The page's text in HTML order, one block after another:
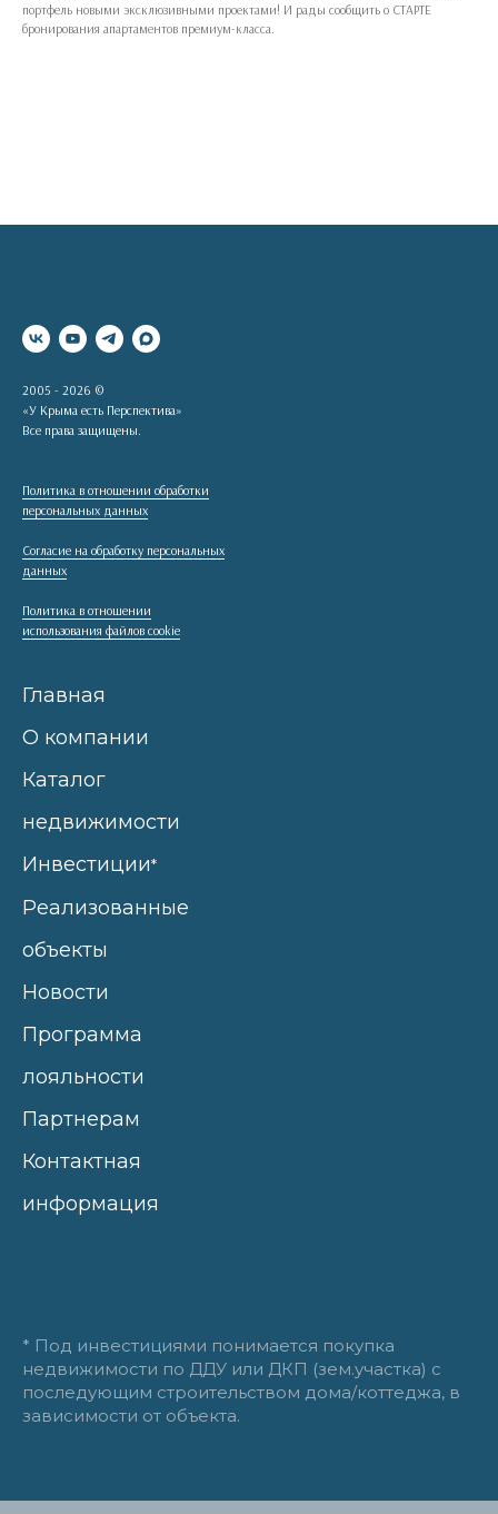
портфель новыми эксклюзивными проектами! И рады сообщить о СТАРТЕ
бронирования апартаментов премиум-класса.
2005 - 2026 ©
«У Крыма есть Перспектива»
Все права защищены.
Политика в отношении обработки
персональных данных
Согласие на обработку персональных
данных
Политика в отношении
использования файлов cookie
Главная
О компании
Каталог
недвижимости
Инвестиции*
Реализованные
объекты
Новости
Программа
лояльности
Партнерам
Контактная
информация
* Под инвестициями понимается покупка
недвижимости по ДДУ или ДКП (зем.участка) с
последующим строительством дома/коттеджа, в
зависимости от объекта.